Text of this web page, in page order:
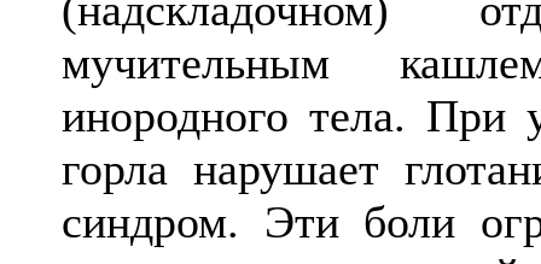
мучительным
инородного тела. При
горла нарушает
синдром. Эти боли